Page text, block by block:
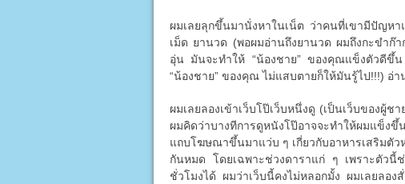
ผมเลยลุกขึ้นมานั่งหาในเน็ต ว่าคนที่เขามีปัญห
เม็ด ยานวด (พอผมอ่านถึงยานวด ผมถึงกะขำก๊
อุ่น มันจะทำให้ “น้องชาย” ของคุณแข็งตัวดีขึ้น
“น้องชาย” ของคุณ ไม่แสบตายก็ให้มันรู้ไป!!!) อ่า
ผมเลยลองเข้าเว็บโป๊เว็บหนึ่งดู (เป็นเว็บของผู้
ผมคิดว่าบางทีการดูหนังโป๊อาจจะทำให้ผมแข็
แถบโฆษณาขึ้นมาแว่บ ๆ เกี่ยวกับอาหารเสริมตั
กันหมด โดยเฉพาะช่วงดาราแก่ ๆ เพราะตัวนี้
ชั่วโมงได้ ผมว่าเว็บนี้คงไม่หลอกมั้ง ผมเลยลอง